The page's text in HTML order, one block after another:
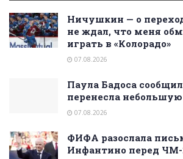
Ничушкин — о
не ждал, что меня
играть в «Колорадо»
07.08.2026
Паула Бадоса
перенесла
07.08.2026
ФИФА разослала
Инфантино перед ЧМ-